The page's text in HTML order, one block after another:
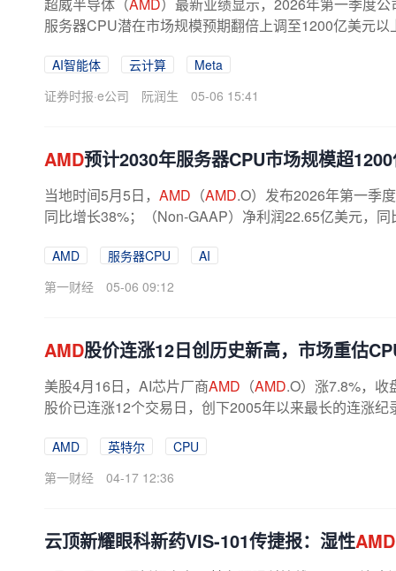
服务器CPU潜在市场规模预期翻倍上调至1200亿美元
AI智能体 云计算
Meta
证券时报·e公司
阮润生 05-06 15:41
AMD预计2030年服务器CPU市场规模超
当地时间5月5日， AMD （AMD.O）发布2026年第一季
同比增长38%；（Non-GAAP）净利润22.65亿美元，
AMD 服务器CPU
AI
第一财经
05-06 09:12
AMD股价连涨12日创历史新高，市场重估
美股4月16日，AI芯片厂商AMD （AMD.O）涨7.8%，
股价已连涨12个交易日，创下2005年以来最长的连涨
AMD 英特尔
CPU
第一财经
04-17 12:36
云顶新耀眼科新药VIS-101传捷报：湿性AMD